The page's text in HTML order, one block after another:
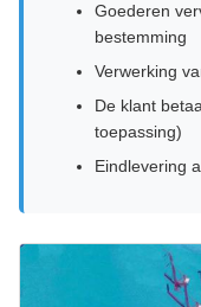
Goederen
bestemming
Verwerking
De klant
toepassing)
Eindlevering